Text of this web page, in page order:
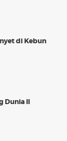
di Kebun
Dunia II